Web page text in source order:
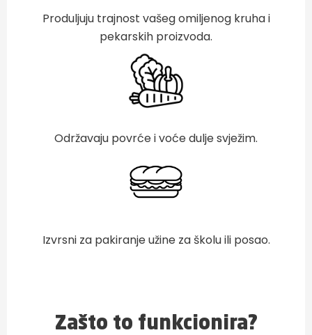
Produljuju trajnost vašeg omiljenog kruha i
pekarskih proizvoda.
Održavaju povrće i voće dulje svježim.
Izvrsni za pakiranje užine za školu ili posao.
Zašto to funkcionira?